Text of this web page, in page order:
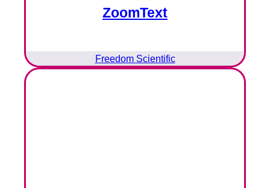
ZoomText
Freedom Scientific